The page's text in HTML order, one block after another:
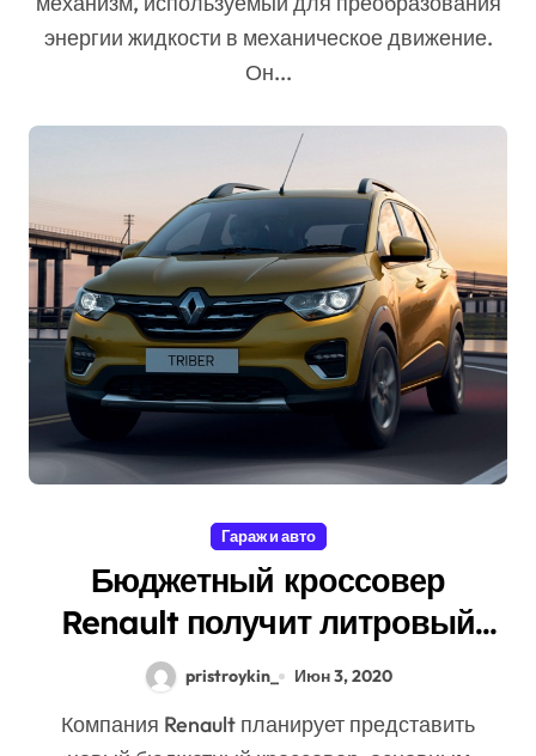
энергии жидкости в механическое движение.
Он...
Гараж и авто
Бюджетный кроссовер
Renault получит литровый
трёхцилиндровый турбомотор
pristroykin_ Июн 3, 2020
Компания Renault планирует представить